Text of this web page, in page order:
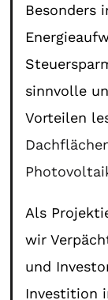
Besonders
sinnvolle
Vorteilen
Als
wir
und
Investition